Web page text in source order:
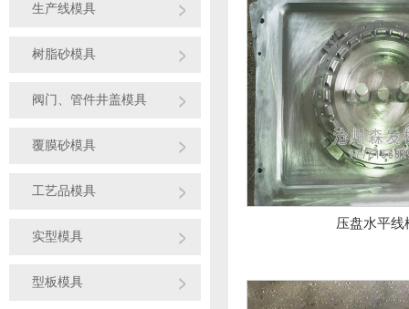
生产线模具
树脂砂模具
阀门、管件井盖模具
覆膜砂模具
工艺品模具
实型模具
型板模具
压盘水平线